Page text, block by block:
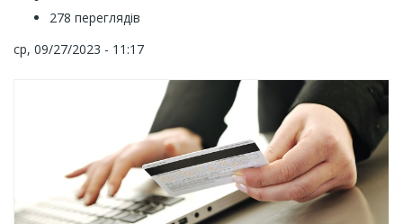
278 переглядів
ср, 09/27/2023 - 11:17